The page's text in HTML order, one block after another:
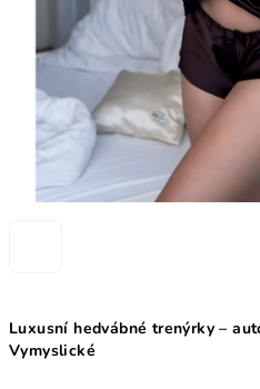
Luxusní hedvábné trenýrky –
Vymyslické